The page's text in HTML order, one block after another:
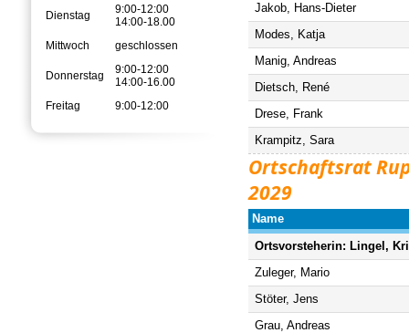
Jakob, Hans-Dieter
Modes, Katja
Manig, Andreas
Dietsch, René
Drese, Frank
Krampitz, Sara
Ortschaftsrat
2029
Name
Ortsvorsteherin: Lingel,
Zuleger, Mario
Stöter, Jens
Grau, Andreas
Dienstag
9:00-12:00
14:00-18.00
Mittwoch
geschlossen
Donnerstag
9:00-12:00
14:00-16.00
Freitag
9:00-12:00